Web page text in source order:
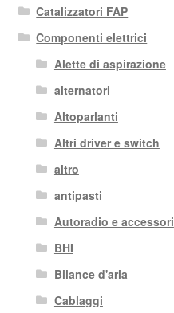
Catalizzatori FAP
Componenti elettrici
Alette di aspirazione
alternatori
Altoparlanti
Altri driver e switch
altro
antipasti
Autoradio e accessori
BHI
Bilance d'aria
Cablaggi